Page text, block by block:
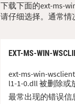
下载下面的ext-ms-
请仔细选择。通常情
EXT-MS-WIN-
ext-ms-win-
l1-1-0.dll 被删除或
最常出现的错误信